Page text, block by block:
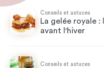
Conseils et astuces
La gelée royale
avant l'hiver
Conseils et astuces